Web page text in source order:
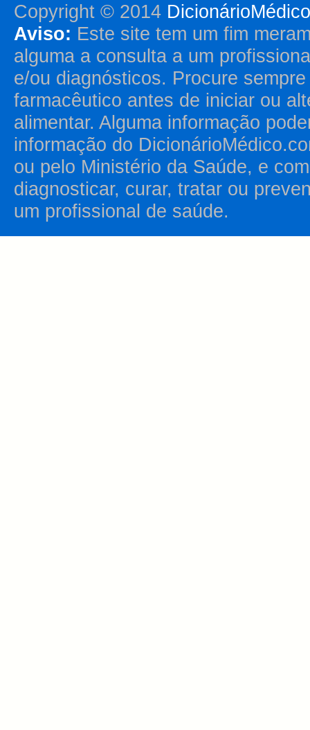
Copyright © 2014
Aviso: Este site tem um fim
alguma a consulta a um
e/ou diagnósticos. Procure
farmacêutico antes de iniciar ou
alimentar. Alguma informação
informação do
ou pelo Ministério da Saúde, e
diagnosticar, curar, tratar ou
um profissional de saúde.